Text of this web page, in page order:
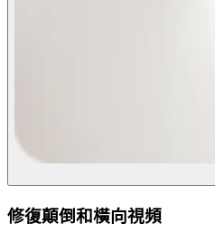
修復顛倒和橫向視頻